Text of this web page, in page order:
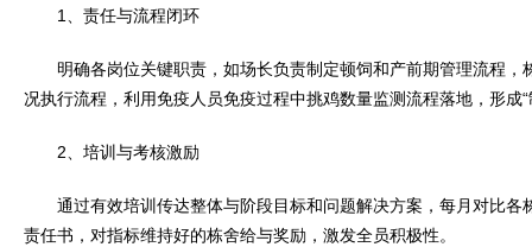
1、责任与流程闭环
明确各岗位关键职责，如场长负责制定顿饲和产前期管理流程，
况执行流程，利用免疫人员免疫过程中挑鸡数量监测流程落地，形成
2、培训与考核激励
通过有效培训传达整体与阶段目标和问题解决方案，每月对比各
责任书，对指标维持好的栋舍给与奖励，激发全员积极性。